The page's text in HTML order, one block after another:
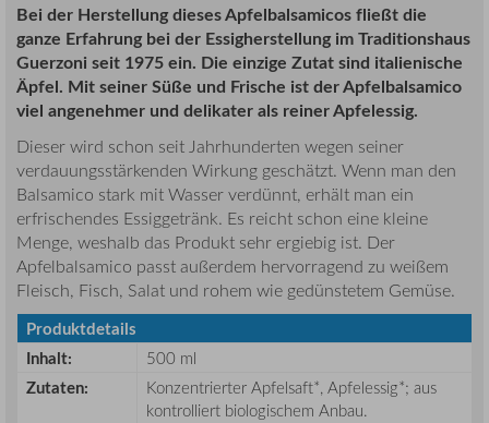
Bei der Herstellung dieses Apfelbalsamicos fließt die
ganze Erfahrung bei der Essigherstellung im Traditionshaus
Guerzoni seit 1975 ein. Die einzige Zutat sind italienische
Äpfel. Mit seiner Süße und Frische ist der Apfelbalsamico
viel angenehmer und delikater als reiner Apfelessig.
Dieser wird schon seit Jahrhunderten wegen seiner
verdauungsstärkenden Wirkung geschätzt. Wenn man den
Balsamico stark mit Wasser verdünnt, erhält man ein
erfrischendes Essiggetränk. Es reicht schon eine kleine
Menge, weshalb das Produkt sehr ergiebig ist. Der
Apfelbalsamico passt außerdem hervorragend zu weißem
Fleisch, Fisch, Salat und rohem wie gedünstetem Gemüse.
Produktdetails
Inhalt:
500 ml
Zutaten:
Konzentrierter Apfelsaft*, Apfelessig*; aus
kontrolliert biologischem Anbau.